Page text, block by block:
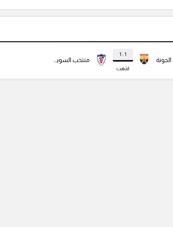
الجونة
1 : 1
انتهت